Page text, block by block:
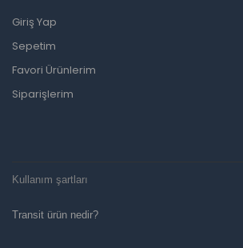
Giriş Yap
Sepetim
Favori Ürünlerim
Siparişlerim
Kullanım şartları
Transit ürün nedir?